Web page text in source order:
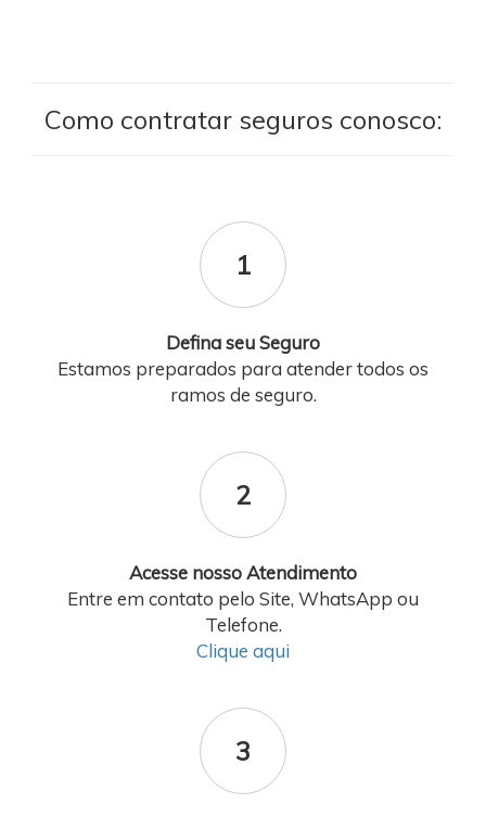
Como contratar seguros conosco:
1
Defina seu Seguro
Estamos preparados para atender todos os
ramos de seguro.
2
Acesse nosso Atendimento
Entre em contato pelo Site, WhatsApp ou
Telefone.
Clique aqui
3